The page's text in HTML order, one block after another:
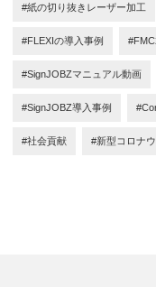
#紙の切り抜きレーザー加工
#FLEXIの導入事例
#SignJOBZマニュアル動画
#SignJOBZ導入事例
#社会貢献 #新型コロナ